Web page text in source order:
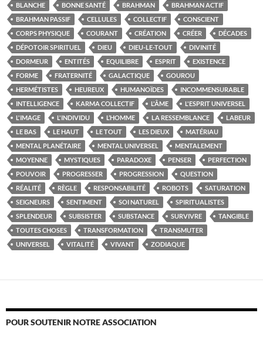
BLANCHE
BONNE SANTÉ BRAHMAN
BRAHMAN ACTIF
BRAHMAN PASSIF
CELLULES COLLECTIF
CONSCIENT
CORPS PHYSIQUE
COURANT CRÉATION CRÉER
DÉCADES
DÉPOTOIR SPIRITUEL
DIEU DIEU-LE-TOUT
DIVINITÉ
DORMEUR
ENTITÉS EQUILIBRE ESPRIT
EXISTENCE
FORME
FRATERNITÉ GALACTIQUE
GOUROU
HERMÉTISTES
HEUREUX HUMANOÏDES
INCOMMENSURABLE
INTELLIGENCE
KARMA COLLECTIF L'ÂME
L'ESPRIT UNIVERSEL
L'IMAGE
L'INDIVIDU L’HOMME LA RESSEMBLANCE
LABEUR
LE BAS
LE HAUT LE TOUT LES DIEUX
MATÉRIAU
MENTAL PLANÉTAIRE
MENTAL UNIVERSEL
MENTALEMENT
MOYENNE
MYSTIQUES PARADOXE PENSER
PERFECTION
POUVOIR
PROGRESSER PROGRESSION
QUESTION
RÉALITÉ
RÈGLE RESPONSABILITÉ ROBOTS
SATURATION
SEIGNEURS
SENTIMENT SOI NATUREL
SPIRITUALISTES
SPLENDEUR
SUBSISTER SUBSTANCE SURVIVRE
TANGIBLE
TOUTES CHOSES
TRANSFORMATION
TRANSMUTER
UNIVERSEL
VITALITÉ VIVANT ZODIAQUE
POUR SOUTENIR NOTRE ASSOCIATION